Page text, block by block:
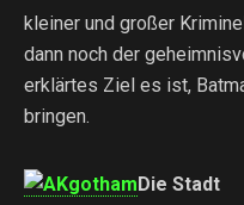
kleiner und großer
dann noch der
erklärtes Ziel es ist,
bringen.
Die Stadt